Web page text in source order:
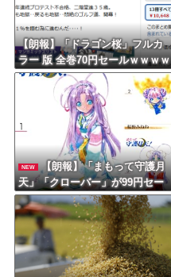
更新中止のお知らせ
【朗報】「ドラゴン桜」フルカ
ラー 版 全巻70円セールｗｗｗｗ
ｗｗｗｗ スポーツ漫画50％ポ
イント還元セール
NEW
【朗報】「まもって守護月
天」「クローバー」が99円セー
ルｗｗｗｗｗｗｗｗｗｗｗｗ